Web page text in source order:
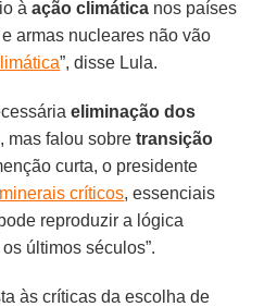
àação climática nos países
armas nucleares não vão
”, disse Lula.
eliminação dos
, mas falou sobretransição
curta, o presidente
críticos, essenciais
reproduzir a lógica
últimos séculos”.
às críticas da escolha de